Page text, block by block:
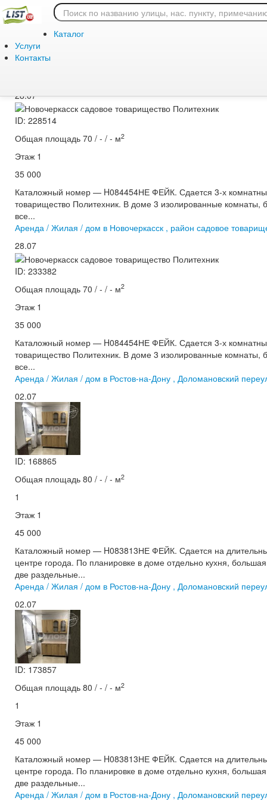
Каталог
Услуги
Контакты
Главная Аренда/Жилая/дом
Продажа или покупка,
аренду и съём домов
28.07
ID: 228514
Общая площадь 70 / - / - м2
Этаж 1
35 000
Каталожный номер — H084454НЕ ФЕЙК. Сдается 3-х
товарищество Политехник. В доме 3 изолированные комнаты,
все...
Аренда / Жилая / дом в Новочеркасск , район садовое
28.07
ID: 233382
Общая площадь 70 / - / - м2
Этаж 1
35 000
Каталожный номер — H084454НЕ ФЕЙК. Сдается 3-х
товарищество Политехник. В доме 3 изолированные комнаты,
все...
Аренда / Жилая / дом в Ростов-на-Дону , Доломановский
02.07
ID: 168865
Общая площадь 80 / - / - м2
1
Этаж 1
45 000
Каталожный номер — H083813НЕ ФЕЙК. Сдается на
центре города. По планировке в доме отдельно кухня,
две раздельные...
Аренда / Жилая / дом в Ростов-на-Дону , Доломановский
02.07
ID: 173857
Общая площадь 80 / - / - м2
1
Этаж 1
45 000
Каталожный номер — H083813НЕ ФЕЙК. Сдается на
центре города. По планировке в доме отдельно кухня,
две раздельные...
Аренда / Жилая / дом в Ростов-на-Дону , Доломановский